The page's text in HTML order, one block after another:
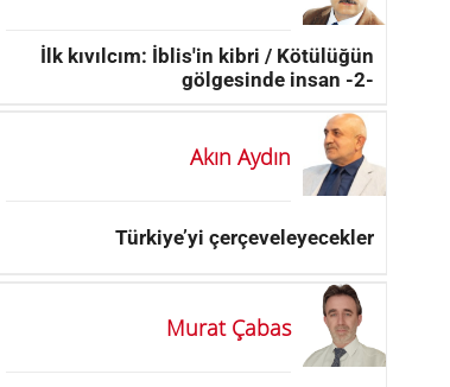
İlk kıvılcım: İblis'in kibri / Kötülüğün
gölgesinde insan -2-
Akın Aydın
Türkiye’yi çerçeveleyecekler
Murat Çabas